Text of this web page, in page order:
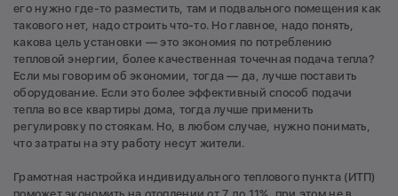
его нужно где-то разместить, там и подвального помещения как
такового нет, надо строить что-то. Но главное, надо понять,
какова цель установки — это экономия по потреблению
тепловой энергии, более качественная точечная подача тепла?
Если мы говорим об экономии, тогда — да, лучше поставить
оборудование. Если это более эффективный способ подачи
тепла во все квартиры дома, тогда лучше применить
регулировку по стоякам. Но, в любом случае, нужно понимать,
что затраты на эту работу несут жители.
Грамотная настройка индивидуального теплового пункта (ИТП)